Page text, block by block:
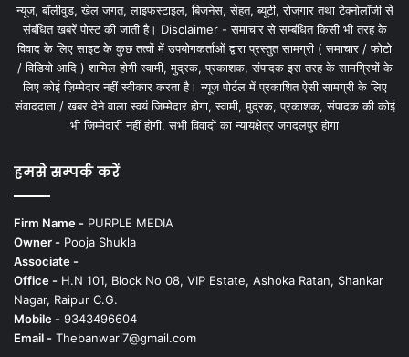
न्यूज, बॉलीवुड, खेल जगत, लाइफस्टाइल, बिजनेस, सेहत, ब्यूटी, रोजगार तथा टेक्नोलॉजी से
संबंधित खबरें पोस्ट की जाती है। Disclaimer - समाचार से सम्बंधित किसी भी तरह के
विवाद के लिए साइट के कुछ तत्वों में उपयोगकर्ताओं द्वारा प्रस्तुत सामग्री ( समाचार / फोटो
/ विडियो आदि ) शामिल होगी स्वामी, मुद्रक, प्रकाशक, संपादक इस तरह के सामग्रियों के
लिए कोई ज़िम्मेदार नहीं स्वीकार करता है। न्यूज़ पोर्टल में प्रकाशित ऐसी सामग्री के लिए
संवाददाता / खबर देने वाला स्वयं जिम्मेदार होगा, स्वामी, मुद्रक, प्रकाशक, संपादक की कोई
भी जिम्मेदारी नहीं होगी. सभी विवादों का न्यायक्षेत्र जगदलपुर होगा
हमसे सम्पर्क करें
Firm Name - PURPLE MEDIA
Owner - Pooja Shukla
Associate -
Office - H.N 101, Block No 08, VIP Estate, Ashoka Ratan, Shankar
Nagar, Raipur C.G.
Mobile - 9343496604
Email - Thebanwari7@gmail.com